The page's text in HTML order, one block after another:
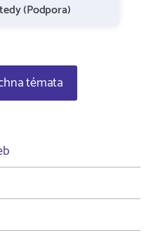
(Podpora)
témata